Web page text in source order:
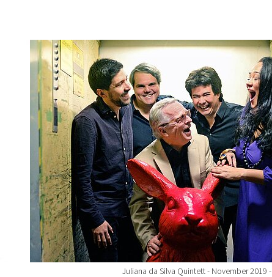
Show larger version for:
Juliana da Silva Quintett - November 2019 -